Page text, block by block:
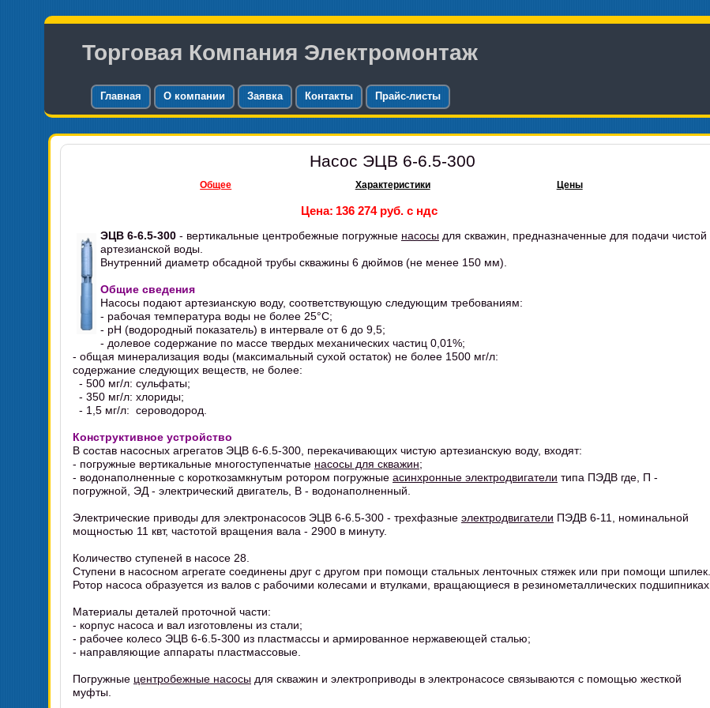
Торговая Компания Электромонтаж
Главная О компании Заявка Контакты Прайс-листы
Насос ЭЦВ 6-6.5-300
Общее Характеристики Цены
Цена: 136 274 руб. с ндс
ЭЦВ 6-6.5-300 - вертикальные центробежные погружные насосы для скважин, предназначенные для подачи чистой
артезианской воды.
Внутренний диаметр обсадной трубы скважины 6 дюймов (не менее 150 мм).
Общие сведения
Насосы подают артезианскую воду, соответствующую следующим требованиям:
- рабочая температура воды не более 25°C;
- pH (водородный показатель) в интервале от 6 до 9,5;
- долевое содержание по массе твердых механических частиц 0,01%;
- общая минерализация воды (максимальный сухой остаток) не более 1500 мг/л:
содержание следующих веществ, не более:
- 500 мг/л: сульфаты;
- 350 мг/л: хлориды;
- 1,5 мг/л: сероводород.
Конструктивное устройство
В состав насосных агрегатов ЭЦВ 6-6.5-300, перекачивающих чистую артезианскую воду, входят:
- погружные вертикальные многоступенчатые насосы для скважин;
- водонаполненные с короткозамкнутым ротором погружные асинхронные электродвигатели типа ПЭДВ где, П -
погружной, ЭД - электрический двигатель, В - водонаполненный.
Электрические приводы для электронасосов ЭЦВ 6-6.5-300 - трехфазные электродвигатели ПЭДВ 6-11, номинальной
мощностью 11 квт, частотой вращения вала - 2900 в минуту.
Количество ступеней в насосе 28.
Ступени в насосном агрегате соединены друг с другом при помощи стальных ленточных стяжек или при помощи шпилек.
Ротор насоса образуется из валов с рабочими колесами и втулками, вращающиеся в резинометаллических подшипниках.
Материалы деталей проточной части:
- корпус насоса и вал изготовлены из стали;
- рабочее колесо ЭЦВ 6-6.5-300 из пластмассы и армированное нержавеющей сталью;
- направляющие аппараты пластмассовые.
Погружные центробежные насосы для скважин и электроприводы в электронасосе связываются с помощью жесткой
муфты.